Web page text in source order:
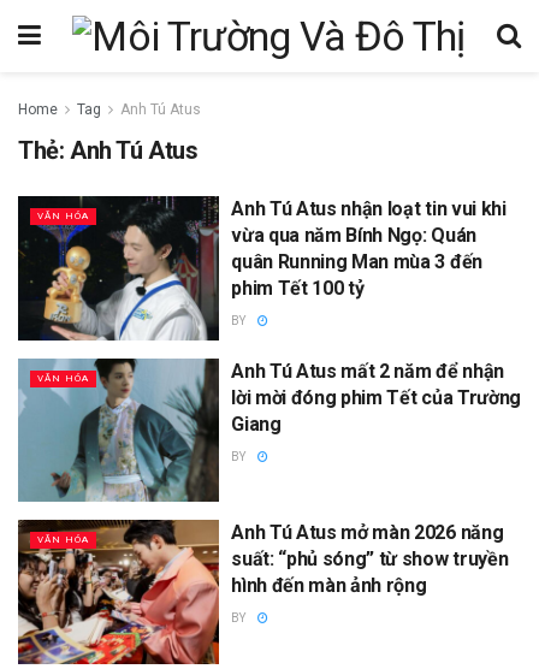
Home Tag Anh Tú Atus
Thẻ:Anh Tú Atus
VĂN HÓA
Anh Tú Atus nhận loạt tin vui khi
vừa qua năm Bính Ngọ: Quán
quân Running Man mùa 3 đến
phim Tết 100 tỷ
BY
VĂN HÓA
Anh Tú Atus mất 2 năm để nhận
lời mời đóng phim Tết của Trường
Giang
BY
VĂN HÓA
Anh Tú Atus mở màn 2026 năng
suất: “phủ sóng” từ show truyền
hình đến màn ảnh rộng
BY